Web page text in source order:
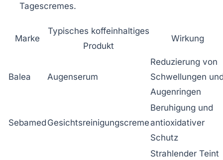
Tagescremes.
Marke
Typisches koffeinhaltiges
Produkt
Wirkung
Balea Augenserum
Reduzierung von
Schwellungen
Augenringen
Sebamed Gesichtsreinigungscreme
Beruhigung und
antioxidativer
Schutz
Strahlender Teint